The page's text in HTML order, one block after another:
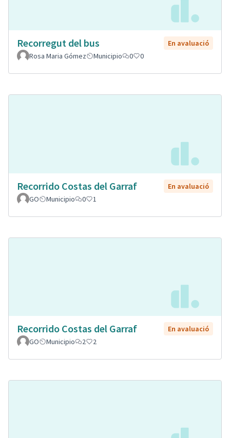
Recorregut del bus
En avaluació
Rosa Maria Gómez
Municipio 0 0
Recorrido Costas del Garraf
En avaluació
GO
Municipio 0 1
Recorrido Costas del Garraf
En avaluació
GO
Municipio 2 2